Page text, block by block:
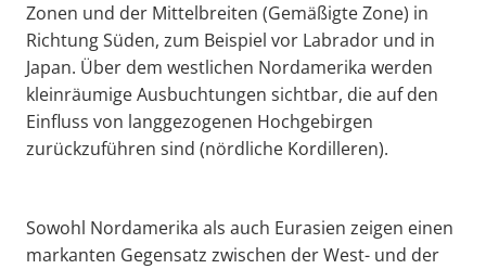
Zonen und der Mittelbreiten (Gemäßigte Zone) in
Richtung Süden, zum Beispiel vor Labrador und in
Japan. Über dem westlichen Nordamerika werden
kleinräumige Ausbuchtungen sichtbar, die auf den
Einfluss von langgezogenen Hochgebirgen
zurückzuführen sind (nördliche Kordilleren).
Sowohl Nordamerika als auch Eurasien zeigen einen
markanten Gegensatz zwischen der West- und der